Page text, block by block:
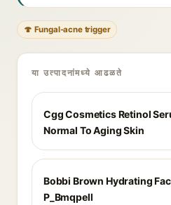
🍄 Fungal-acne trigger
या उत्पादनांमध्ये आढळते
Cgg Cosmetics Retinol
Normal To Aging Skin
Bobbi Brown Hydrating
P_Bmqpell